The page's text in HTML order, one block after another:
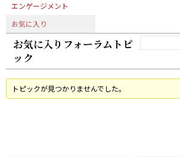
エンゲージメント
お気に入り
お気に入りフォーラムトピ
ック
トピックが見つかりませんでした。